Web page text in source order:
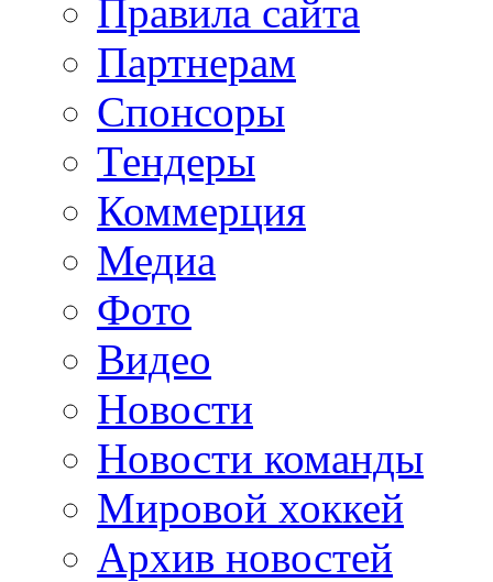
Правила сайта
Партнерам
Спонсоры
Тендеры
Коммерция
Медиа
Фото
Видео
Новости
Новости команды
Мировой хоккей
Архив новостей